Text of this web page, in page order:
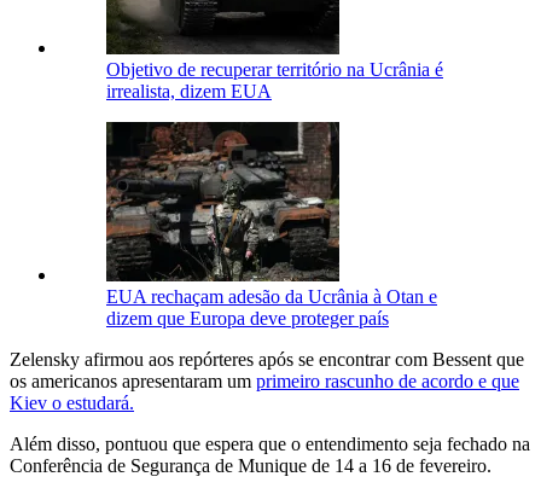
Objetivo de recuperar território na Ucrânia é
irrealista, dizem EUA
EUA rechaçam adesão da Ucrânia à Otan e
dizem que Europa deve proteger país
Zelensky afirmou aos repórteres após se encontrar com Bessent que
os americanos apresentaram um primeiro rascunho de acordo e que
Kiev o estudará.
Além disso, pontuou que espera que o entendimento seja fechado na
Conferência de Segurança de Munique de 14 a 16 de fevereiro.